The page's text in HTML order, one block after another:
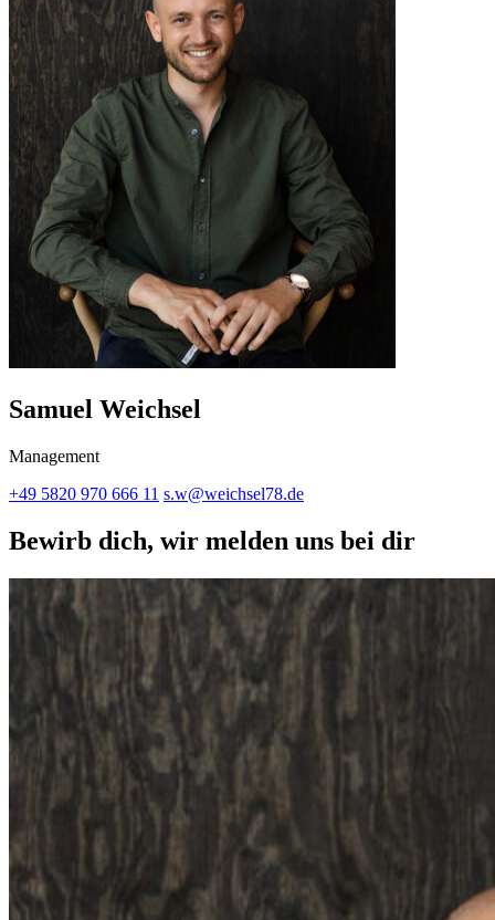
Samuel Weichsel
Management
+49 5820 970 666 11 s.w@weichsel78.de
Bewirb dich, wir melden uns bei dir